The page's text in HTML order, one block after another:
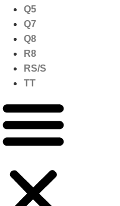
Q5
Q7
Q8
R8
RS/S
TT